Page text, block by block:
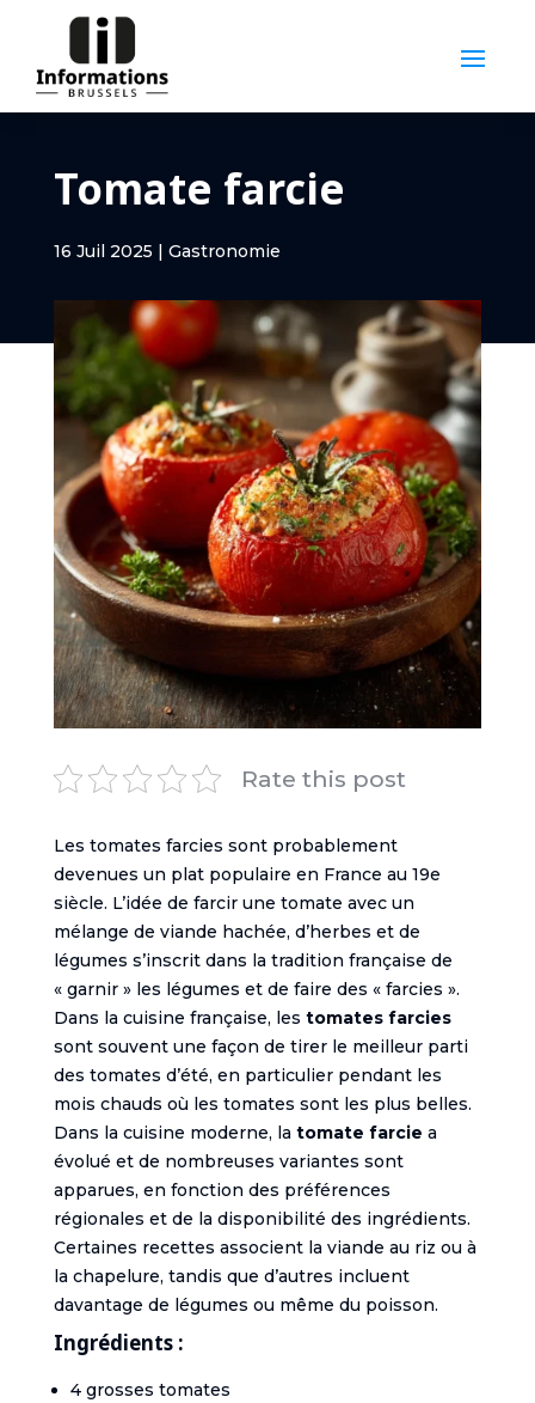
Tomate farcie
16 Juil 2025 | Gastronomie
Rate this post
Les tomates farcies sont probablement
devenues un plat populaire en France au 19e
siècle. L’idée de farcir une tomate avec un
mélange de viande hachée, d’herbes et de
légumes s’inscrit dans la tradition française de
« garnir » les légumes et de faire des « farcies ».
Dans la cuisine française, les tomates farcies
sont souvent une façon de tirer le meilleur parti
des tomates d’été, en particulier pendant les
mois chauds où les tomates sont les plus belles.
Dans la cuisine moderne, la tomate farcie a
évolué et de nombreuses variantes sont
apparues, en fonction des préférences
régionales et de la disponibilité des ingrédients.
Certaines recettes associent la viande au riz ou à
la chapelure, tandis que d’autres incluent
davantage de légumes ou même du poisson.
Ingrédients :
4 grosses tomates